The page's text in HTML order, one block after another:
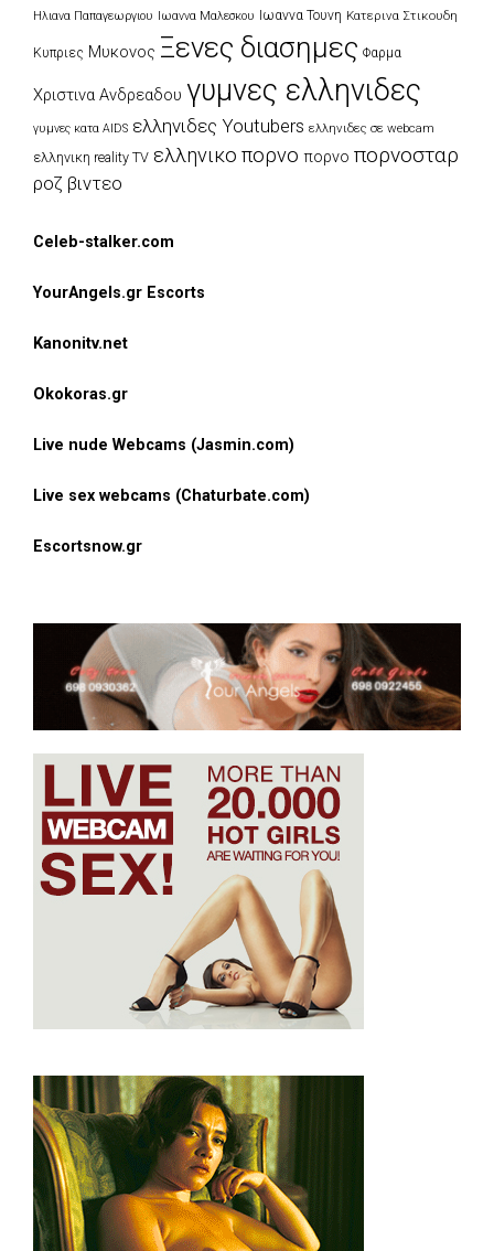
Ηλιανα Παπαγεωργιου Ιωαννα Μαλεσκου Ιωαννα Τουνη Κατερινα Στικουδη
Κυπριες Μυκονος Ξενες διασημες Φαρμα
Χριστινα Ανδρεαδου γυμνες ελληνιδες
γυμνες κατα AIDS ελληνιδες Youtubers ελληνιδες σε webcam
ελληνικη reality TV ελληνικο πορνο πορνο πορνοσταρ
ροζ βιντεο
Celeb-stalker.com
YourAngels.gr Escorts
Kanonitv.net
Okokoras.gr
Live nude Webcams (Jasmin.com)
Live sex webcams (Chaturbate.com)
Escortsnow.gr